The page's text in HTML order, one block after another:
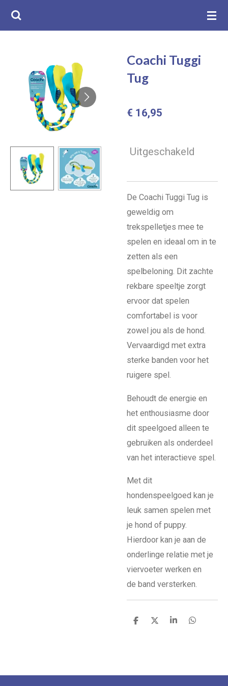
Ga
hoofdinhoud
Coachi Tuggi
Tug
€ 16,95
Uitgeschakeld
De Coachi Tuggi Tug is
geweldig om
trekspelletjes mee te
spelen en ideaal om in te
zetten als een
spelbeloning. Dit zachte
rekbare speeltje zorgt
ervoor dat spelen
comfortabel is voor
zowel jou als de hond.
Vervaardigd met extra
sterke banden voor het
ruigere spel.
Behoudt de energie en
het enthousiasme door
dit speelgoed alleen te
gebruiken als onderdeel
van het interactieve spel.
Met dit
hondenspeelgoed kan je
leuk samen spelen met
je hond of puppy.
Hierdoor kan je aan de
onderlinge relatie met je
viervoeter werken en
de band versterken.
D
D
S
D